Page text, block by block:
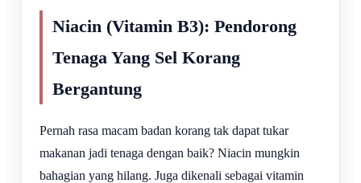
Niacin (Vitamin B3): Pendorong
Tenaga Yang Sel Korang
Bergantung
Pernah rasa macam badan korang tak dapat tukar
makanan jadi tenaga dengan baik? Niacin mungkin
bahagian yang hilang. Juga dikenali sebagai vitamin